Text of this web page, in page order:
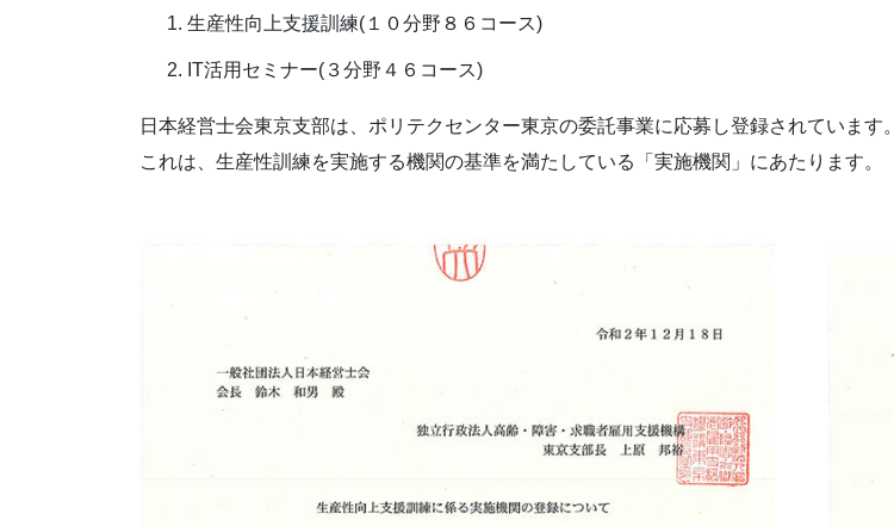
生産性向上支援訓練(１０分野８６コース)
IT活用セミナー(３分野４６コース)
日本経営士会東京支部は、ポリテクセンター東京の委託事業に応募し登録されています。
これは、生産性訓練を実施する機関の基準を満たしている「実施機関」にあたります。